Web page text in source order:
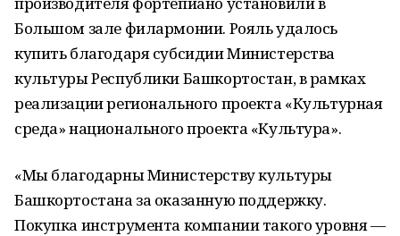
Большом зале филармонии. Рояль удалось
купить благодаря субсидии Министерства
культуры Республики Башкортостан, в рамках
реализации регионального проекта «Культурная
среда» национального проекта «Культура».
«Мы благодарны Министерству культуры
Башкортостана за оказанную поддержку.
Покупка инструмента компании такого уровня —